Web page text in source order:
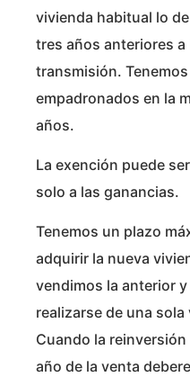
vivienda habitual lo
tres años anteriores a
transmisión.
empadronados en la
años.
La exención puede
solo a las ganancias.
Tenemos un plazo
adquirir la nueva
vendimos la anterior
realizarse de una
Cuando la
año de la venta